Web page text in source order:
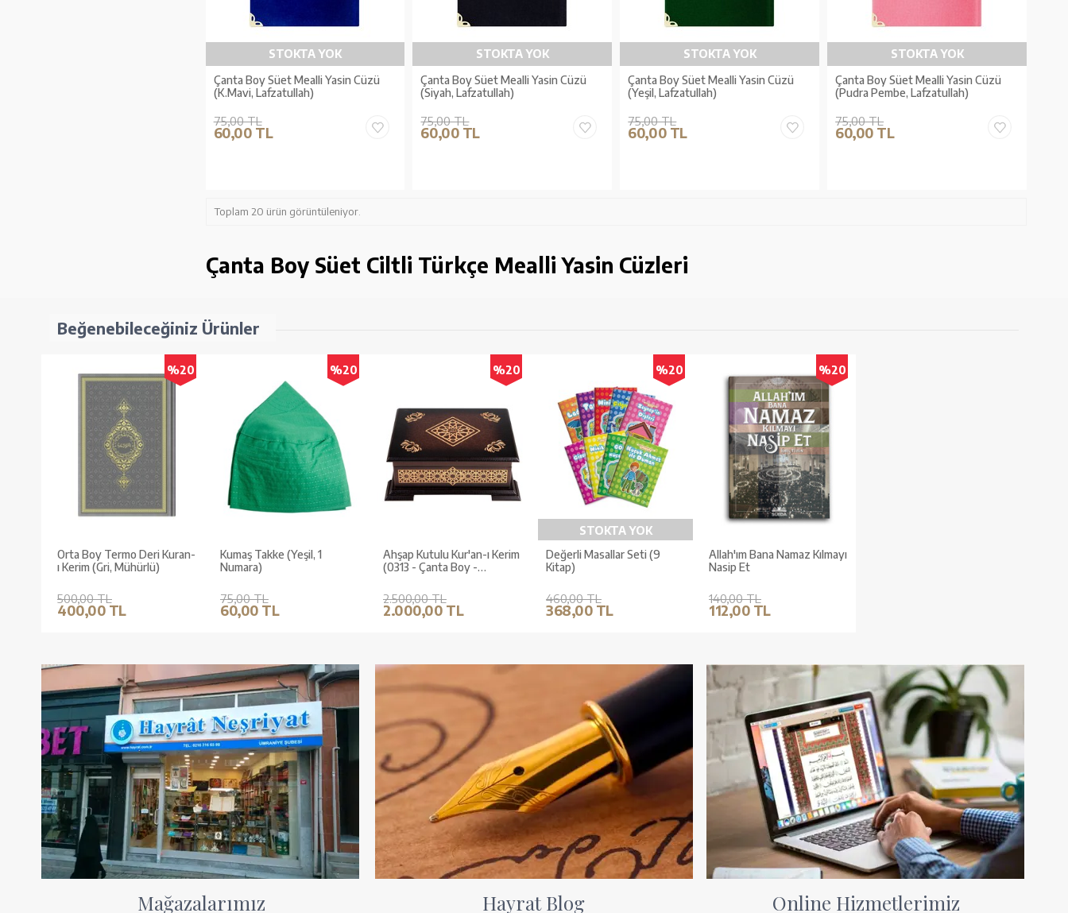
STOKTA YOK
Çanta Boy Süet Mealli Yasin Cüzü
(K.Mavi, Lafzatullah)
75,00 TL
60,00 TL
STOKTA YOK
Çanta Boy Süet Mealli Yasin Cüzü
(Siyah, Lafzatullah)
75,00 TL
60,00 TL
STOKTA YOK
Çanta Boy Süet Mealli Yasin Cüzü
(Yeşil, Lafzatullah)
75,00 TL
60,00 TL
STOKTA YOK
Çanta Boy Süet Mealli Yasin Cüzü
(Pudra Pembe, Lafzatullah)
75,00 TL
60,00 TL
Toplam 20 ürün görüntüleniyor.
Çanta Boy Süet Ciltli Türkçe Mealli Yasin Cüzleri
Beğenebileceğiniz Ürünler
%20
Orta Boy Termo Deri Kuran-
ı Kerim (Gri, Mühürlü)
500,00 TL
400,00 TL
%20
Kumaş Takke (Yeşil, 1
Numara)
75,00 TL
60,00 TL
%20
Ahşap Kutulu Kur'an-ı Kerim
(0313 - Çanta Boy -
2.500,00 TL
2.000,00 TL
%20
STOKTA YOK
Değerli Masallar Seti (9
Kitap)
460,00 TL
368,00 TL
%20
Allah'ım Bana Namaz Kılmayı
Nasip Et
140,00 TL
112,00 TL
Mağazalarımız Hayrat Blog Online Hizmetlerimiz